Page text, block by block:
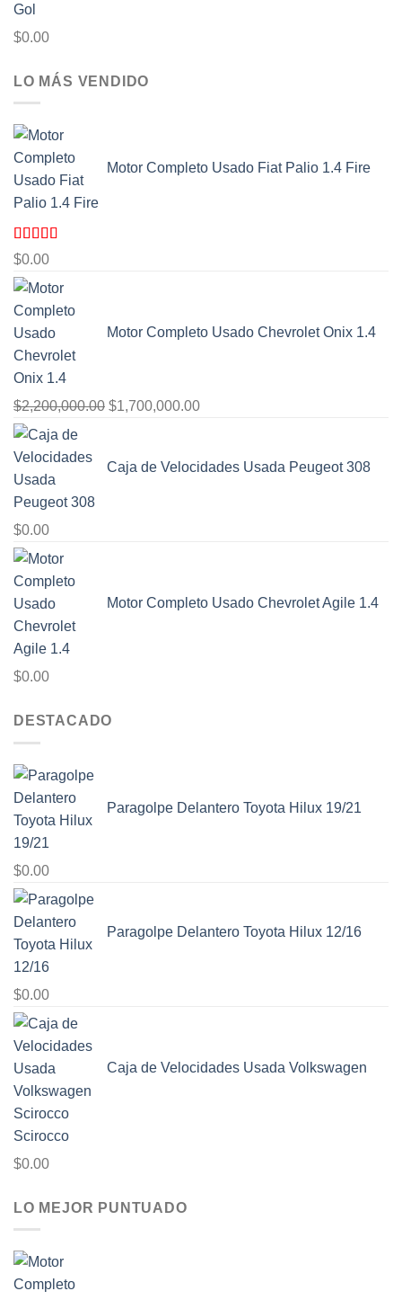
$0.00
LO MÁS VENDIDO
Motor Completo Usado Fiat Palio 1.4 Fire
Valorado
con4.00
de 5
$0.00
Motor Completo Usado Chevrolet Onix 1.4
$2,200,000.00 El
era:
$1,700,000.00El
es:
Caja de Velocidades Usada Peugeot 308
$0.00
Motor Completo Usado Chevrolet Agile 1.4
$0.00
DESTACADO
Paragolpe Delantero Toyota Hilux 19/21
$0.00
Paragolpe Delantero Toyota Hilux 12/16
$0.00
Caja de Velocidades Usada Volkswagen
Scirocco
$0.00
LO MEJOR PUNTUADO